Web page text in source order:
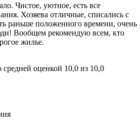
Чистое, уютное, есть все
Хозяева отличные, списались с
раньше положенного времени, очень
Вообщем рекомендую всем, кто
жилье.
оценкой 10,0 из 10,0